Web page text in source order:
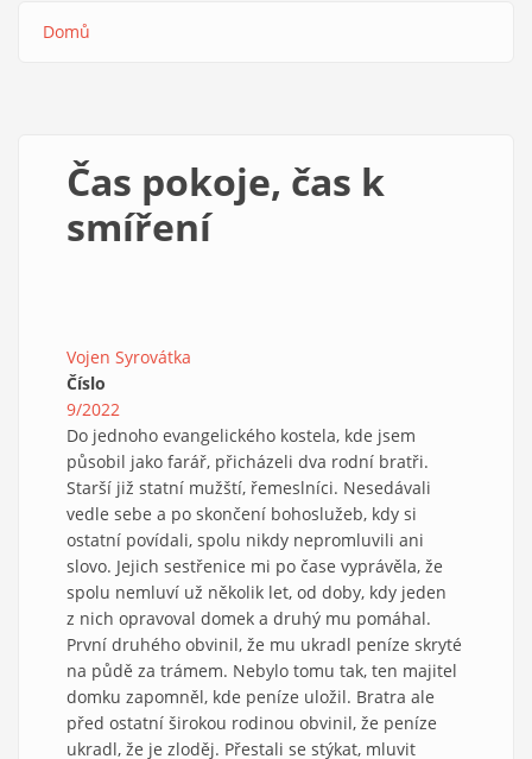
Domů
Čas pokoje, čas k
smíření
Vojen Syrovátka
Číslo
9/2022
Do jednoho evangelického kostela, kde jsem
působil jako farář, přicházeli dva rodní bratři.
Starší již statní mužští, řemeslníci. Nesedávali
vedle sebe a po skončení bohoslužeb, kdy si
ostatní povídali, spolu nikdy nepromluvili ani
slovo. Jejich sestřenice mi po čase vyprávěla, že
spolu nemluví už několik let, od doby, kdy jeden
z nich opravoval domek a druhý mu pomáhal.
První druhého obvinil, že mu ukradl peníze skryté
na půdě za trámem. Nebylo tomu tak, ten majitel
domku zapomněl, kde peníze uložil. Bratra ale
před ostatní širokou rodinou obvinil, že peníze
ukradl, že je zloděj. Přestali se stýkat, mluvit